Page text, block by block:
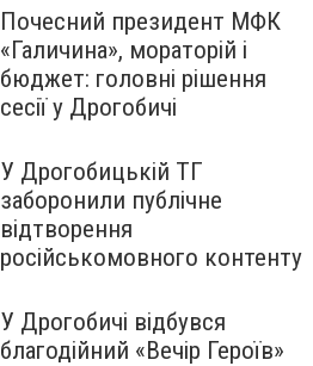
Почесний президент МФК
«Галичина», мораторій і
бюджет: головні рішення
сесії у Дрогобичі
У Дрогобицькій ТГ
заборонили публічне
відтворення
російськомовного контенту
У Дрогобичі відбувся
благодійний «Вечір Героїв»